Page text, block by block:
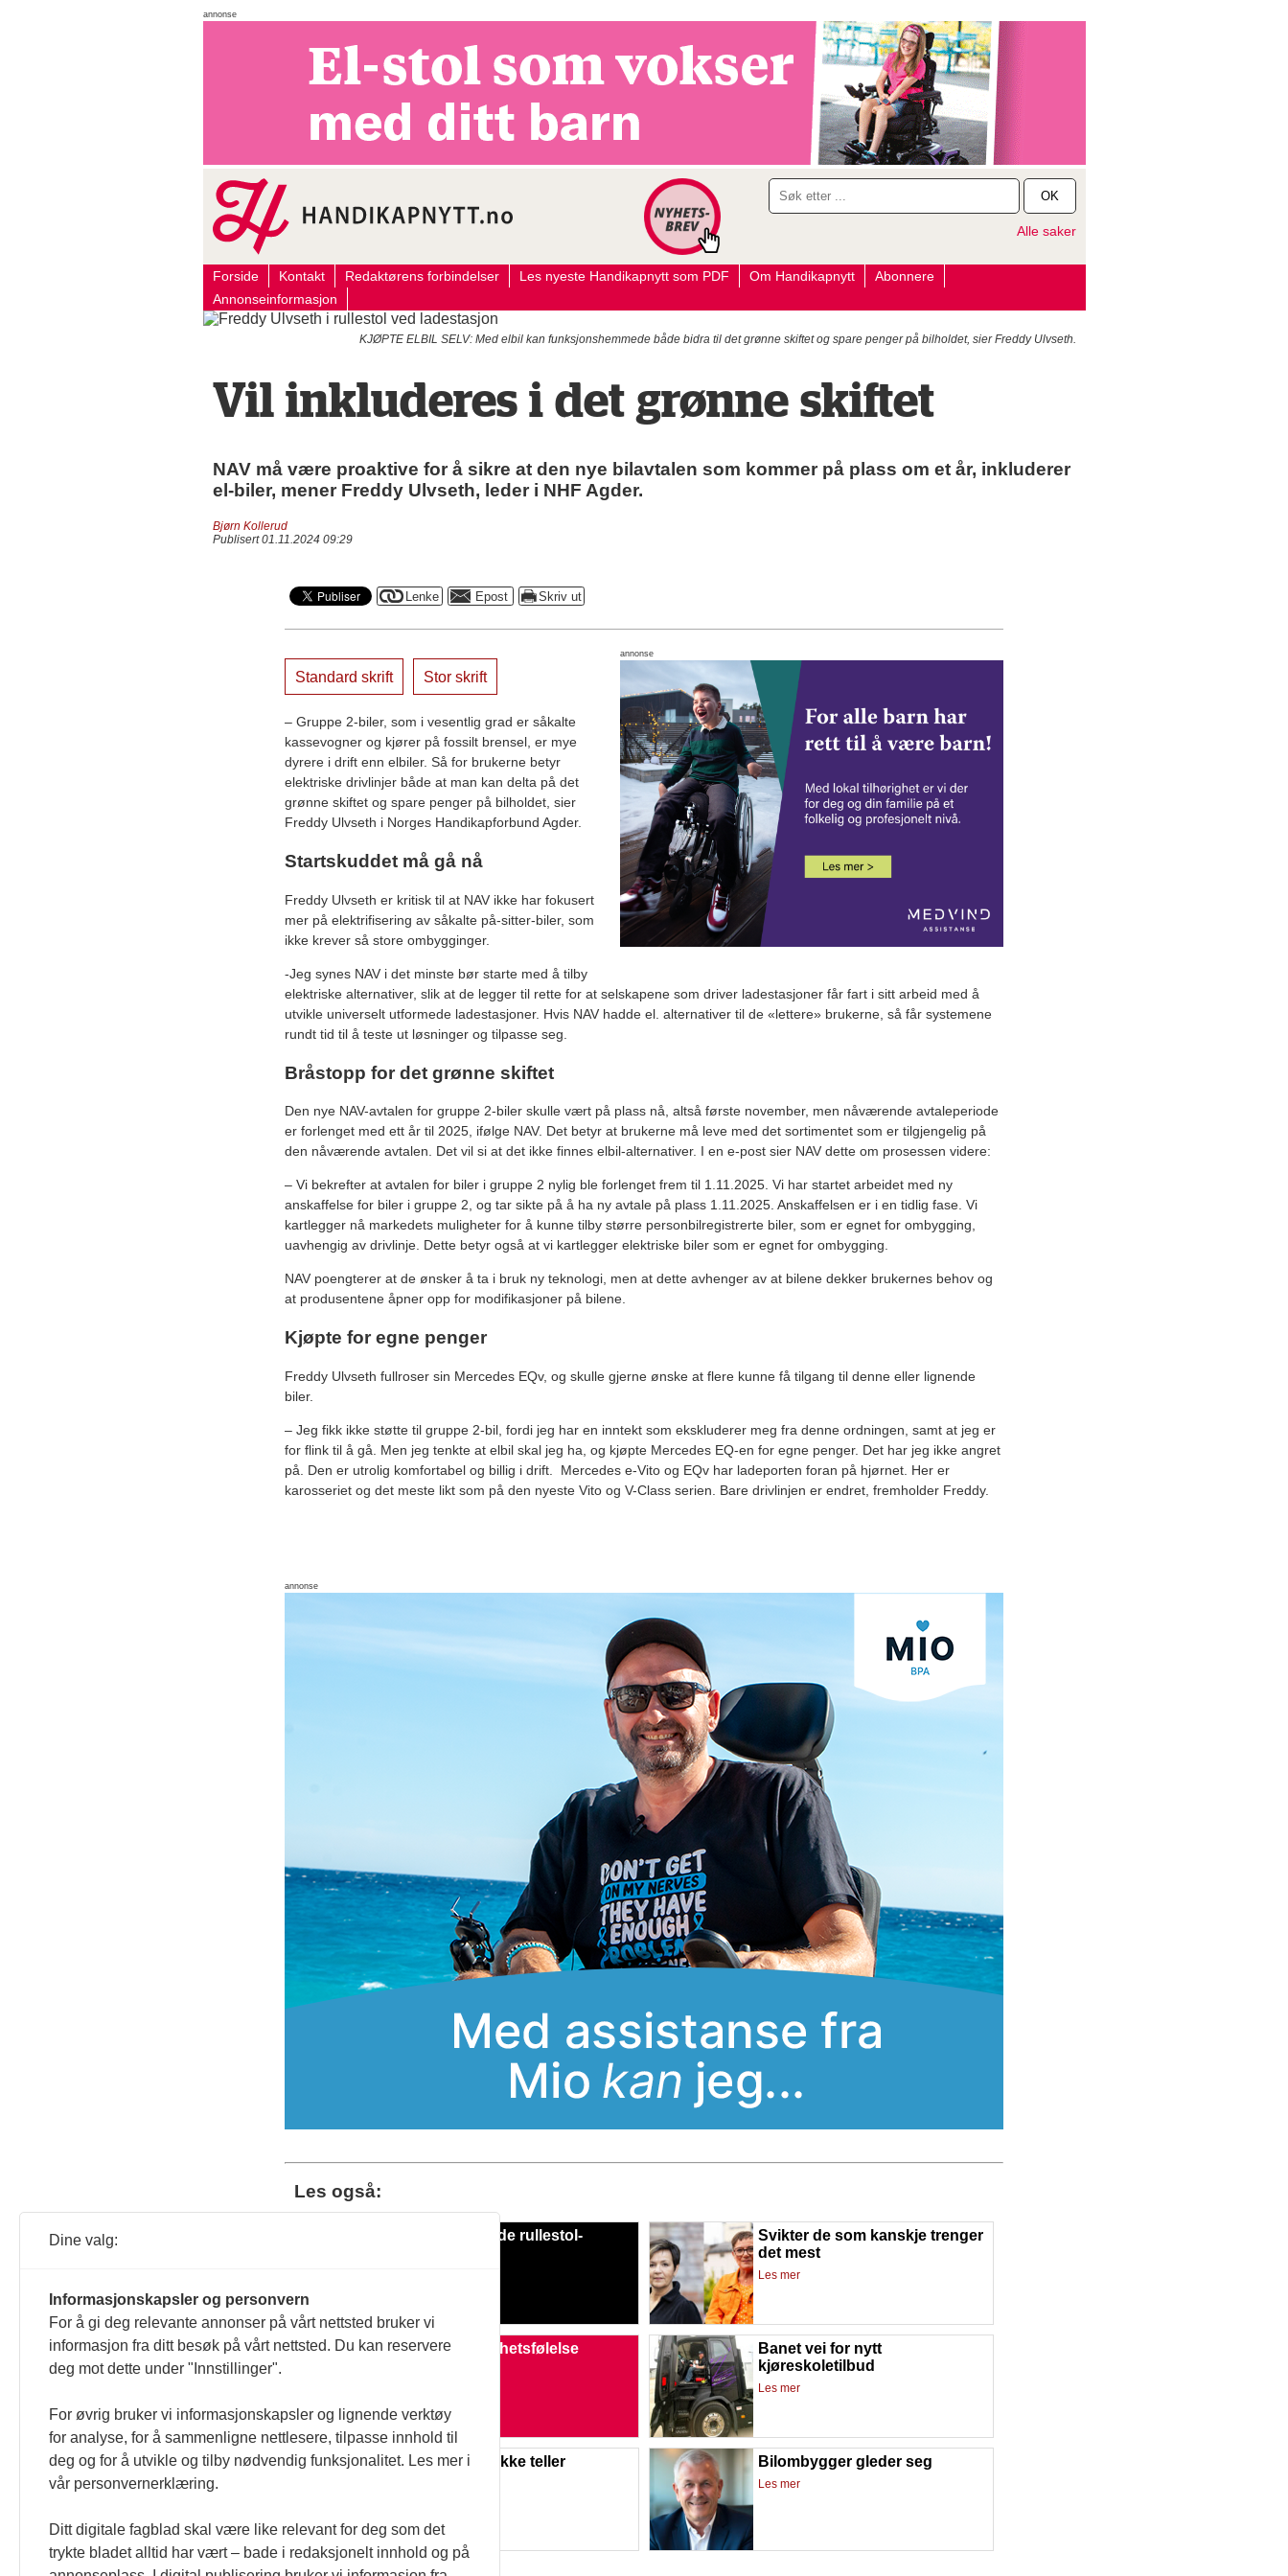
annonse
OK
Alle saker
Forside Kontakt Redaktørens forbindelser Les nyeste Handikapnytt som PDF Om Handikapnytt
Abonnere
Annonseinformasjon
KJØPTE ELBIL SELV: Med elbil kan funksjonshemmede både bidra til det grønne skiftet og spare penger på bilholdet, sier Freddy Ulvseth.
Vil inkluderes i det grønne skiftet
NAV må være proaktive for å sikre at den nye bilavtalen som kommer på plass om et år, inkluderer
el-biler, mener Freddy Ulvseth, leder i NHF Agder.
Bjørn Kollerud
Publisert 01.11.2024 09:29
annonse
Standard skrift Stor skrift
– Gruppe 2-biler, som i vesentlig grad er såkalte
kassevogner og kjører på fossilt brensel, er mye
dyrere i drift enn elbiler. Så for brukerne betyr
elektriske drivlinjer både at man kan delta på det
grønne skiftet og spare penger på bilholdet, sier
Freddy Ulvseth i Norges Handikapforbund Agder.
Startskuddet må gå nå
Freddy Ulvseth er kritisk til at NAV ikke har fokusert
mer på elektrifisering av såkalte på-sitter-biler, som
ikke krever så store ombygginger.
-Jeg synes NAV i det minste bør starte med å tilby
elektriske alternativer, slik at de legger til rette for at selskapene som driver ladestasjoner får fart i sitt arbeid med å
utvikle universelt utformede ladestasjoner. Hvis NAV hadde el. alternativer til de «lettere» brukerne, så får systemene
rundt tid til å teste ut løsninger og tilpasse seg.
Bråstopp for det grønne skiftet
Den nye NAV-avtalen for gruppe 2-biler skulle vært på plass nå, altså første november, men nåværende avtaleperiode
er forlenget med ett år til 2025, ifølge NAV. Det betyr at brukerne må leve med det sortimentet som er tilgjengelig på
den nåværende avtalen. Det vil si at det ikke finnes elbil-alternativer. I en e-post sier NAV dette om prosessen videre:
– Vi bekrefter at avtalen for biler i gruppe 2 nylig ble forlenget frem til 1.11.2025. Vi har startet arbeidet med ny
anskaffelse for biler i gruppe 2, og tar sikte på å ha ny avtale på plass 1.11.2025. Anskaffelsen er i en tidlig fase. Vi
kartlegger nå markedets muligheter for å kunne tilby større personbilregistrerte biler, som er egnet for ombygging,
uavhengig av drivlinje. Dette betyr også at vi kartlegger elektriske biler som er egnet for ombygging.
NAV poengterer at de ønsker å ta i bruk ny teknologi, men at dette avhenger av at bilene dekker brukernes behov og
at produsentene åpner opp for modifikasjoner på bilene.
Kjøpte for egne penger
Freddy Ulvseth fullroser sin Mercedes EQv, og skulle gjerne ønske at flere kunne få tilgang til denne eller lignende
biler.
– Jeg fikk ikke støtte til gruppe 2-bil, fordi jeg har en inntekt som ekskluderer meg fra denne ordningen, samt at jeg er
for flink til å gå. Men jeg tenkte at elbil skal jeg ha, og kjøpte Mercedes EQ-en for egne penger. Det har jeg ikke angret
på. Den er utrolig komfortabel og billig i drift. Mercedes e-Vito og EQv har ladeporten foran på hjørnet. Her er
karosseriet og det meste likt som på den nyeste Vito og V-Class serien. Bare drivlinjen er endret, fremholder Freddy.
annonse
Les også:
Skreddersydde rullestol-
Svikter de som kanskje trenger
det mest
Les mer
Sykling gir frihetsfølelse
Banet vei for nytt
kjøreskoletilbud
Les mer
Når kunsten ikke teller Bilombygger gleder seg
Les mer
Dine valg:
Informasjonskapsler og personvern
For å gi deg relevante annonser på vårt nettsted bruker vi
informasjon fra ditt besøk på vårt nettsted. Du kan reservere
deg mot dette under "Innstillinger".
For øvrig bruker vi informasjonskapsler og lignende verktøy
for analyse, for å sammenligne nettlesere, tilpasse innhold til
deg og for å utvikle og tilby nødvendig funksjonalitet. Les mer i
vår personvernerklæring.
Ditt digitale fagblad skal være like relevant for deg som det
trykte bladet alltid har vært – bade i redaksjonelt innhold og på